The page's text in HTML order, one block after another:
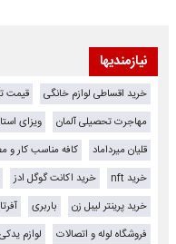
نیازمندیها
خرید اقساطی لوازم خانگی قیمت
مهاجرت تحصیلی آلمان
ویزای
قلیان میرداماد
کافه مناسب کار و
خرید nft
خرید اکانت گوگل ادز
خرید پرینتر لیبل زن
باربری
فروشگاه لوله و اتصالات
لوازم